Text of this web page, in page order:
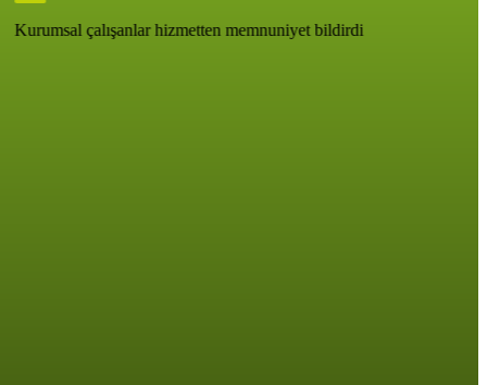
Kurumsal çalışanlar hizmetten memnuniyet bildirdi